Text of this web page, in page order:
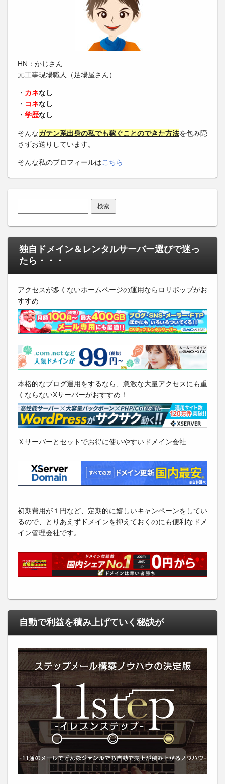
HN：かじさん
元工事現場職人（足場屋さん）
・ カネなし
・ コネなし
・ 学歴なし
そんなガテン系出身の私でも稼ぐことのできた方法を包み隠
さずお送りしています。
そんな私のプロフィールはこちら
独自ドメイン＆レンタルサーバー選びで迷っ
たら・・・
アクセスが多くないホームページの運用ならロリポップがお
すすめ
本格的なブログ運用をするなら、急激な大量アクセスにも重
くならないXサーバーがおすすめ！
Ｘサーバーとセットでお得に使いやすいドメイン会社
初期費用が１円など、定期的に嬉しいキャンペーンをしてい
るので、とりあえずドメインを抑えておくのにも便利なドメ
イン管理会社です。
自動で利益を積み上げていく秘訣が